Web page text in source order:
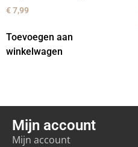
€7,99
Toevoegen aan
winkelwagen
Mijn account
Mijn account